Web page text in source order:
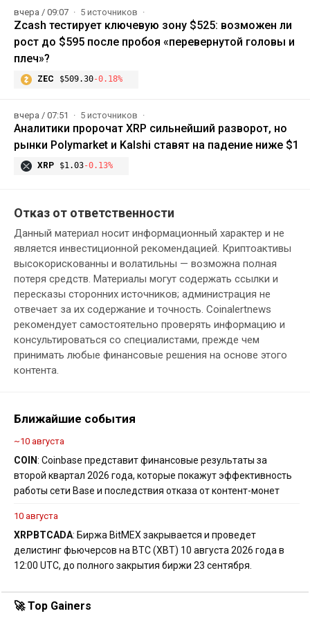
вчера / 09:07 5 источников
Zcash тестирует ключевую зону $525: возможен ли
рост до $595 после пробоя «перевернутой головы и
плеч»?
ZEC $509.30-0.18%
вчера / 07:51 5 источников
Аналитики пророчат XRP сильнейший разворот, но
рынки Polymarket и Kalshi ставят на падение ниже $1
XRP $1.03-0.13%
Отказ от ответственности
Данный материал носит информационный характер и не
является инвестиционной рекомендацией. Криптоактивы
высокорискованны и волатильны — возможна полная
потеря средств. Материалы могут содержать ссылки и
пересказы сторонних источников; администрация не
отвечает за их содержание и точность. Coinalertnews
рекомендует самостоятельно проверять информацию и
консультироваться со специалистами, прежде чем
принимать любые финансовые решения на основе этого
контента.
Ближайшие события
~10 августа
COIN: Coinbase представит финансовые результаты за
второй квартал 2026 года, которые покажут эффективность
работы сети Base и последствия отказа от контент-монет
10 августа
XRPBTCADA: Биржа BitMEX закрывается и проведет
делистинг фьючерсов на BTC (XBT) 10 августа 2026 года в
12:00 UTC, до полного закрытия биржи 23 сентября.
🚀 Top Gainers